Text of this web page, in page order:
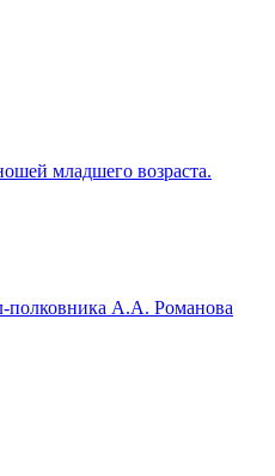
младшего возраста.
полковника А.А. Романова